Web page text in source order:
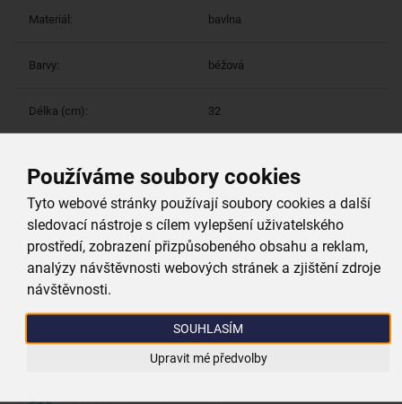
Používáme soubory cookies
Tyto webové stránky používají soubory cookies a další
sledovací nástroje s cílem vylepšení uživatelského
prostředí, zobrazení přizpůsobeného obsahu a reklam,
analýzy návštěvnosti webových stránek a zjištění zdroje
návštěvnosti.
SOUHLASÍM
Upravit mé předvolby
Materiál: bavlna
Barvy: béžová
Délka (cm): 32
Více parametrů (5)
Proč si vybrat právě nás
Doprava zdarma
při nákupu nad 999 Kč